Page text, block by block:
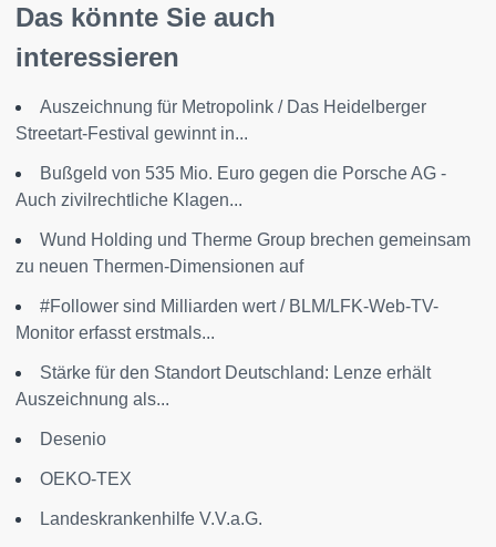
Das könnte Sie auch
interessieren
Auszeichnung für Metropolink / Das Heidelberger
Streetart-Festival gewinnt in...
Bußgeld von 535 Mio. Euro gegen die Porsche AG -
Auch zivilrechtliche Klagen...
Wund Holding und Therme Group brechen gemeinsam
zu neuen Thermen-Dimensionen auf
#Follower sind Milliarden wert / BLM/LFK-Web-TV-
Monitor erfasst erstmals...
Stärke für den Standort Deutschland: Lenze erhält
Auszeichnung als...
Desenio
OEKO-TEX
Landeskrankenhilfe V.V.a.G.